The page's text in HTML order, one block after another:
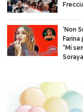
‘Non
“Mi